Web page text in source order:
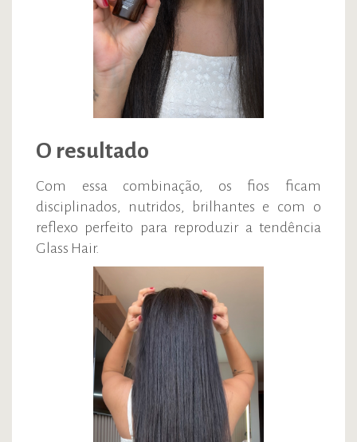
O resultado
Com essa combinação, os fios ficam
disciplinados, nutridos, brilhantes e com o
reflexo perfeito para reproduzir a tendência
Glass Hair.